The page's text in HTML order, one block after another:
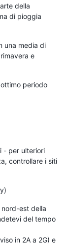
della
di pioggia
una media di
e
periodo
- per ulteriori
controllare i siti
nord-est della
del tempo
in 2A a 2G) e